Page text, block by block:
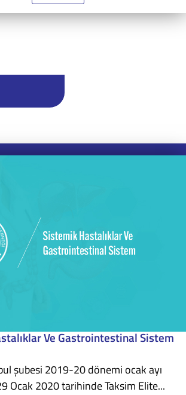
Ve Gastrointestinal Sistem
şubesi 2019-20 dönemi ocak ayı
Ocak 2020 tarihinde Taksim Elite...